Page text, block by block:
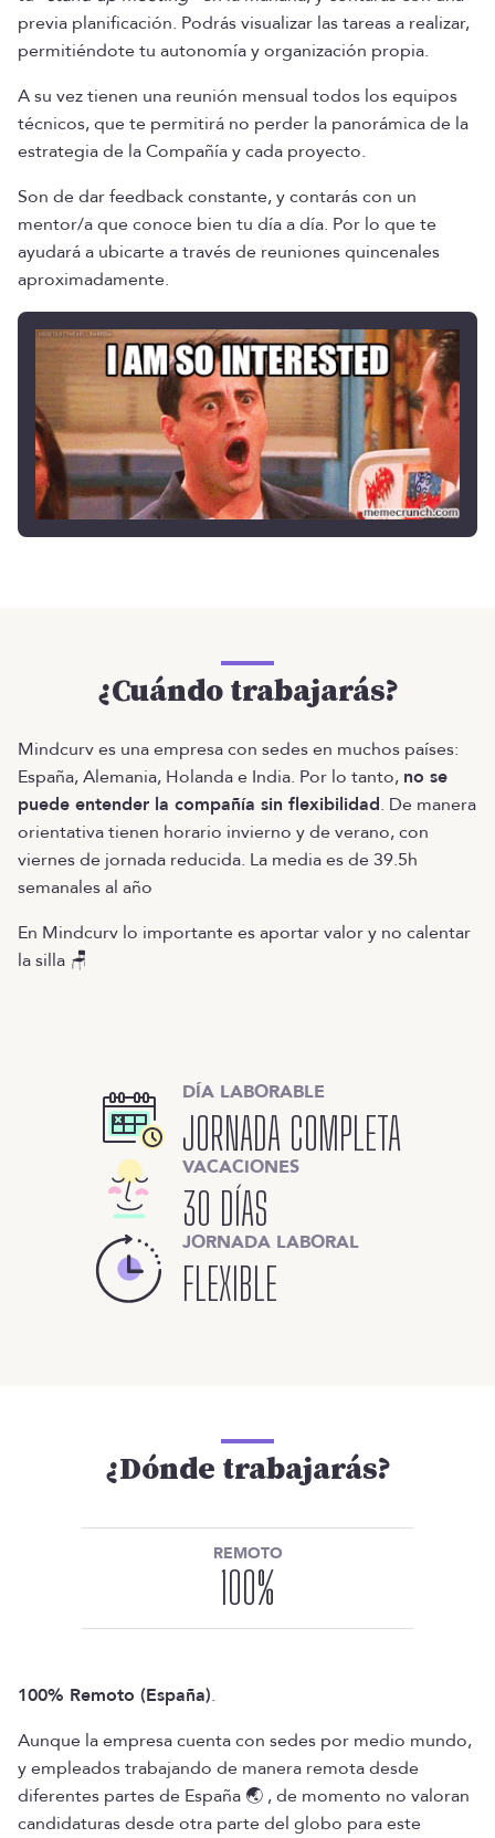
previa planificación. Podrás visualizar las tareas a realizar,
permitiéndote tu autonomía y organización propia.
A su vez tienen una reunión mensual todos los equipos
técnicos, que te permitirá no perder la panorámica de la
estrategia de la Compañía y cada proyecto.
Son de dar feedback constante, y contarás con un
mentor/a que conoce bien tu día a día. Por lo que te
ayudará a ubicarte a través de reuniones quincenales
aproximadamente.
¿Cuándo trabajarás?
Mindcurv es una empresa con sedes en muchos países:
España, Alemania, Holanda e India. Por lo tanto, no se
puede entender la compañía sin flexibilidad. De manera
orientativa tienen horario invierno y de verano, con
viernes de jornada reducida. La media es de 39.5h
semanales al año
En Mindcurv lo importante es aportar valor y no calentar
la silla 🪑
DÍA LABORABLE
JORNADA COMPLETA
VACACIONES
30 DÍAS
JORNADA LABORAL
FLEXIBLE
¿Dónde trabajarás?
REMOTO
100%
100% Remoto (España).
Aunque la empresa cuenta con sedes por medio mundo,
y empleados trabajando de manera remota desde
diferentes partes de España 🌏 , de momento no valoran
candidaturas desde otra parte del globo para este